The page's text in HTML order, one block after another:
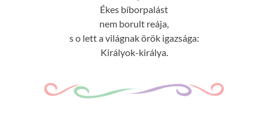
Ékes bíborpalást
nem borult reája,
s o lett a világnak örök igazsága:
Királyok-királya.